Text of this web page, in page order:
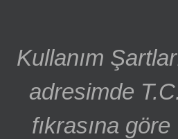
Kullanım
adresimde
fıkrasına